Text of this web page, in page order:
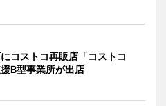
コストコ再販店「コストコ
B型事業所が出店